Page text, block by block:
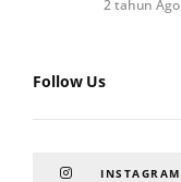
2 tahun Ago
Follow Us
INSTAGRAM